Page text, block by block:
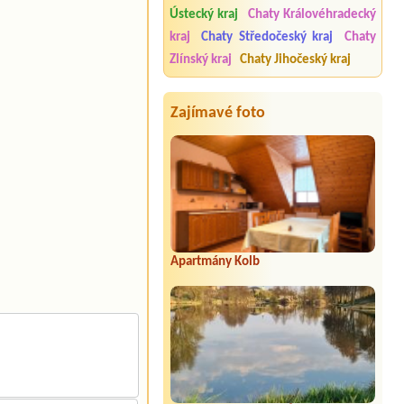
Ústecký kraj
Chaty Královéhradecký
kraj
Chaty Středočeský kraj
Chaty
Zlínský kraj
Chaty Jihočeský kraj
Zajímavé foto
Apartmány Kolb